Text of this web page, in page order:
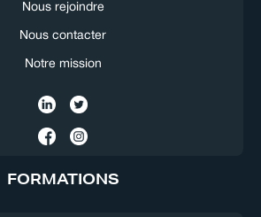
Nous rejoindre
Nous contacter
Notre mission
FORMATIONS